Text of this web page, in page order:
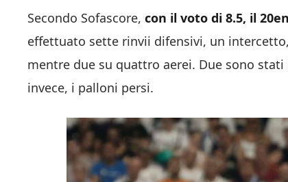
Secondo Sofascore, con il voto di 8.5, il
effettuato sette rinvii difensivi, un
mentre due su quattro aerei. Due sono
invece, i palloni persi.